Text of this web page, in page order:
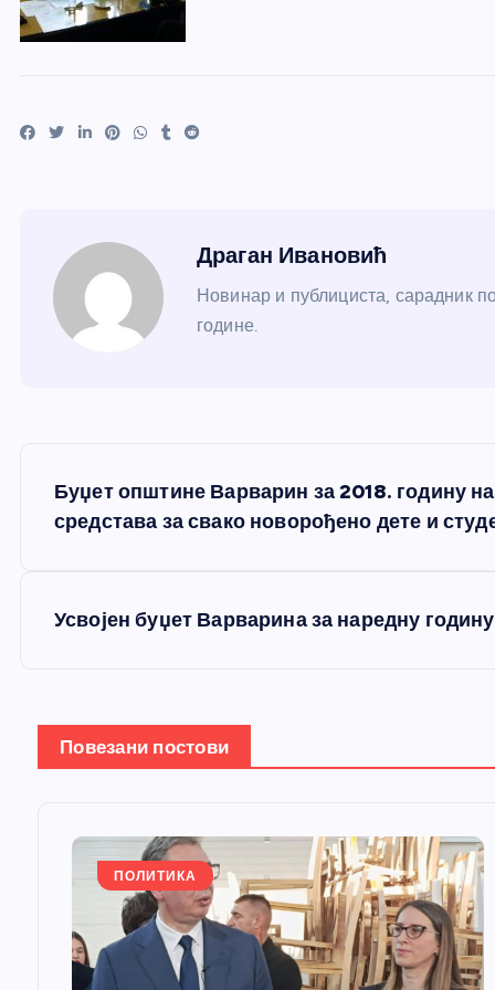
Драган Ивановић
Новинар и публициста, сарадник
године.
а
њ
Буџет општине Варварин за 2018. годину
средстава за свако новорођено дете и
Усвојен буџет Варварина за наредну
Повезани постови
ПОЛИТИКА